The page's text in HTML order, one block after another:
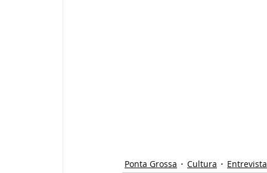
Ponta Grossa Cultura Entrevista